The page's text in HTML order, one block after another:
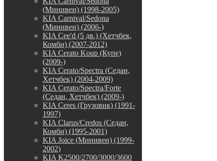
(Минивен) (1998-2005)
KIA Carnival/Sedona
(Минивен) (2006-)
KIA Cee'd (5 дв.) (Хетчбек,
Комби) (2007-2012)
KIA Cerato Koup (Купе)
(2009-)
KIA Cerato/Spectra (Седан,
Хетчбек) (2004-2009)
KIA Cerato/Spectra/Forte
(Седан, Хетчбек) (2009-)
KIA Ceres (Грузовик) (1991-
1997)
KIA Clarus/Credos (Седан,
Комби) (1995-2001)
KIA Joice (Минивен) (1999-
2002)
KIA K2500/2700/3000/3600